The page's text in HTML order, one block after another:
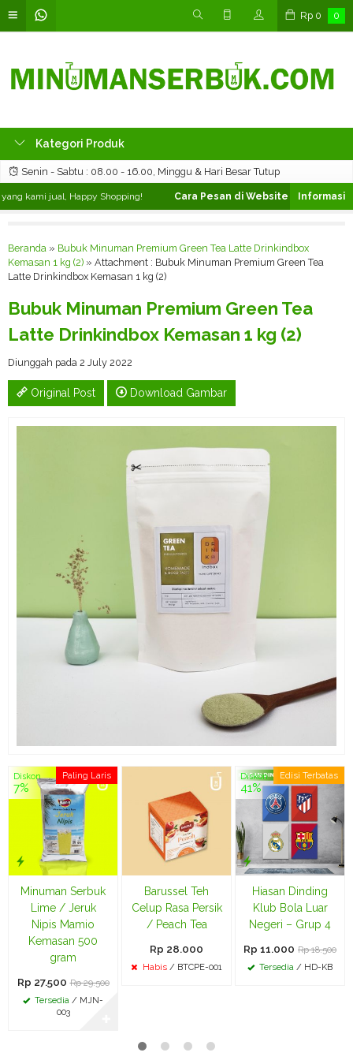
Rp 0 0
Kategori Produk
Senin - Sabtu : 08.00 - 16.00, Minggu & Hari Besar Tutup
kami jual, Happy Shopping! Cara Pesan di Website ❯ Silahkan
Beranda » Bubuk Minuman Premium Green Tea Latte Drinkindbox
Kemasan 1 kg (2) » Attachment : Bubuk Minuman Premium Green Tea
Latte Drinkindbox Kemasan 1 kg (2)
Bubuk Minuman Premium Green Tea
Latte Drinkindbox Kemasan 1 kg (2)
Diunggah pada 2 July 2022
Original Post Download Gambar
Paling Laris
Diskon
7%
Minuman Serbuk
Lime / Jeruk
Nipis Mamio
Kemasan 500
gram
Rp 27.500 Rp 29.500
Tersedia / MJN-
003
Barussel Teh
Celup Rasa Persik
/ Peach Tea
Rp 28.000
Habis / BTCPE-001
Edisi Terbatas
Diskon
41%
Hiasan Dinding
Klub Bola Luar
Negeri – Grup 4
Rp 11.000 Rp 18.500
Tersedia / HD-KB